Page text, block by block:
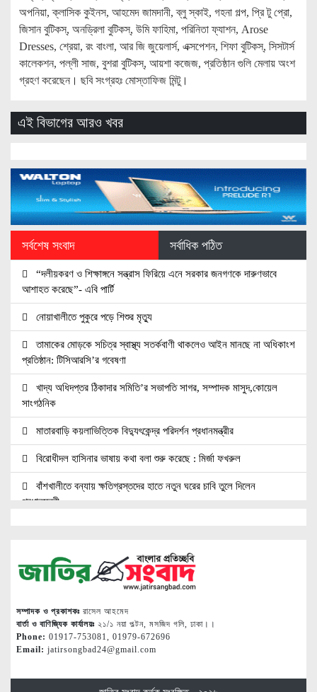
অপনিয়া, ক্লাসিক কুইনস, আহমেদ জামদানী, ব্লু স্কাই, গহনা গল্প, প্রি টু প্রো,
জিসান বুটিকস্, অনড্রিলা বুটিকস্, উমি ফাহিমা, পরিনিতা ফ্যাশন, Arose
Dresses, শ্রেয়া, রং বাংলা, আর জি জুয়েলার্স, এক্সপেশন, শিফা বুটিকস্, সিসটার্স
কালেকশন, পল্লী সাজ, বুশরা বুটিকস্, আয়শা কজেজ, প্রতিষ্ঠান গুলি মেলায় অংশ
গ্রহণ করেছেন। ছবি সংগ্রহঃ মোস্তাফিজ মিন্টু।
এই বিভাগের আরও খবর
সর্বশেষ সংবাদ সর্বাধিক পঠিত
“দলীয়করণ ও শিক্ষাঙ্গনে সন্ত্রাস ফিরিয়ে এনে সরকার জনগণকে দারুণভাবে
আশাহত করেছে”- এবি পার্টি
নোয়াখালীতে পুকুরে পড়ে শিশুর মৃত্যু
তামাকের মোড়কে সচিত্র স্বাস্থ্য সতর্কবাণী থাকলেও আইন মানছে না অধিকাংশ
প্রতিষ্ঠান: টিসিআরসি’র গবেষণা
খাদ্য অধিদপ্তর ঠিকাদার সমিতি’র সভাপতি সাগর, সম্পাদক মাসুদ,কোয়েল
সাংগঠনিক
মাতারবাড়ি কয়লাভিত্তিক বিদ্যুৎকেন্দ্র পরিদর্শন প্রধানমন্ত্রীর
বিরোধীদল হাসিনার ভাষায় কথা বলা শুরু করেছে : মির্জা ফখরুল
বাঁশখালীতে বন্যায় ক্ষতিগ্রস্তদের হাতে নতুন ঘরের চাবি তুলে দিলেন
প্রধানমন্ত্রী
৩১ দফার প্রতিশ্রুতি রক্ষা না করাই কি জুলাই সনদ অক্ষরে অক্ষরে পালনের
নমুনা
শাক ধুতে গিয়ে গৃহবধূর মৃত্যু
যুবদল নেতাকে হত্যা করে লাশ গুমের চেষ্টা, থানায় মামলা
জামালপুর এপির উদ্যোগে বিশ্ব মাতৃদুগ্ধ সপ্তাহ পালিত
সম্পাদক ও প্রকাশকঃ রাসেল আহমেদ
বার্তা ও বাণিজ্যিক কার্যালয়ঃ ২১/১ নয়া পল্টন, মসজিদ গলি, ঢাকা।।
Phone: 01917-753081, 01979-672696
Email: jatirsongbad24@gmail.com